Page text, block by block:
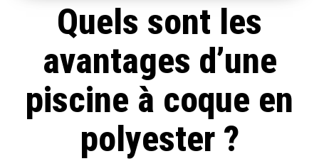
Quels sont les
avantages d’une
piscine à coque en
polyester ?